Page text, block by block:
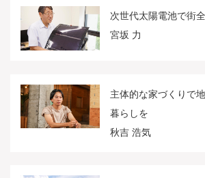
次世代太陽電池で街
宮坂 力
主体的な家づくりで
暮らしを
秋吉 浩気